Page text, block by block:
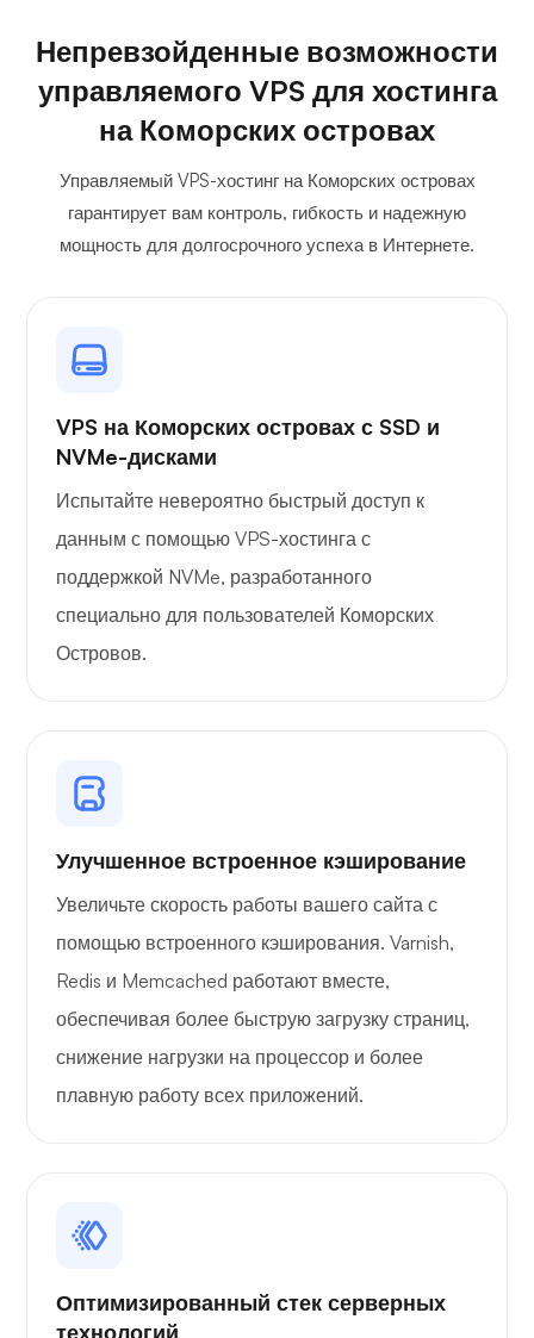
Непревзойденные возможности
управляемого VPS для хостинга
на Коморских островах
Управляемый VPS-хостинг на Коморских островах
гарантирует вам контроль, гибкость и надежную
мощность для долгосрочного успеха в Интернете.
VPS на Коморских островах с SSD и
NVMe-дисками
Испытайте невероятно быстрый доступ к
данным с помощью VPS-хостинга с
поддержкой NVMe, разработанного
специально для пользователей Коморских
Островов.
Улучшенное встроенное кэширование
Увеличьте скорость работы вашего сайта с
помощью встроенного кэширования. Varnish,
Redis и Memcached работают вместе,
обеспечивая более быструю загрузку страниц,
снижение нагрузки на процессор и более
плавную работу всех приложений.
Оптимизированный стек серверных
технологий